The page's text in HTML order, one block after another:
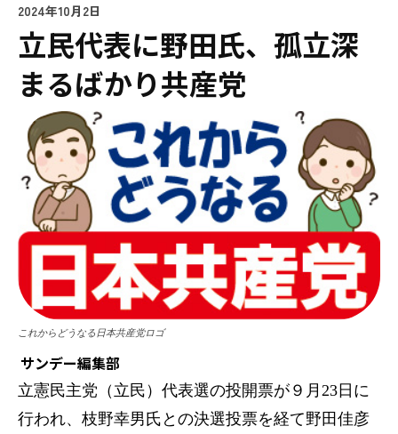
2024年10月2日
立民代表に野田氏、孤立深
まるばかり共産党
これからどうなる日本共産党ロゴ
サンデー編集部
立憲民主党（立民）代表選の投開票が９月23日に
行われ、枝野幸男氏との決選投票を経て野田佳彦